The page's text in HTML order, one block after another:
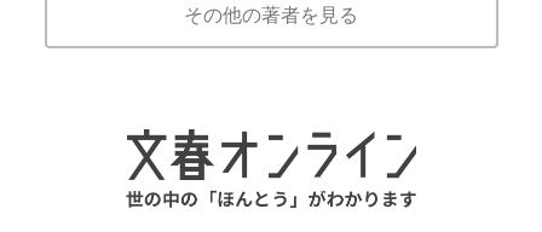
その他の著者を見る